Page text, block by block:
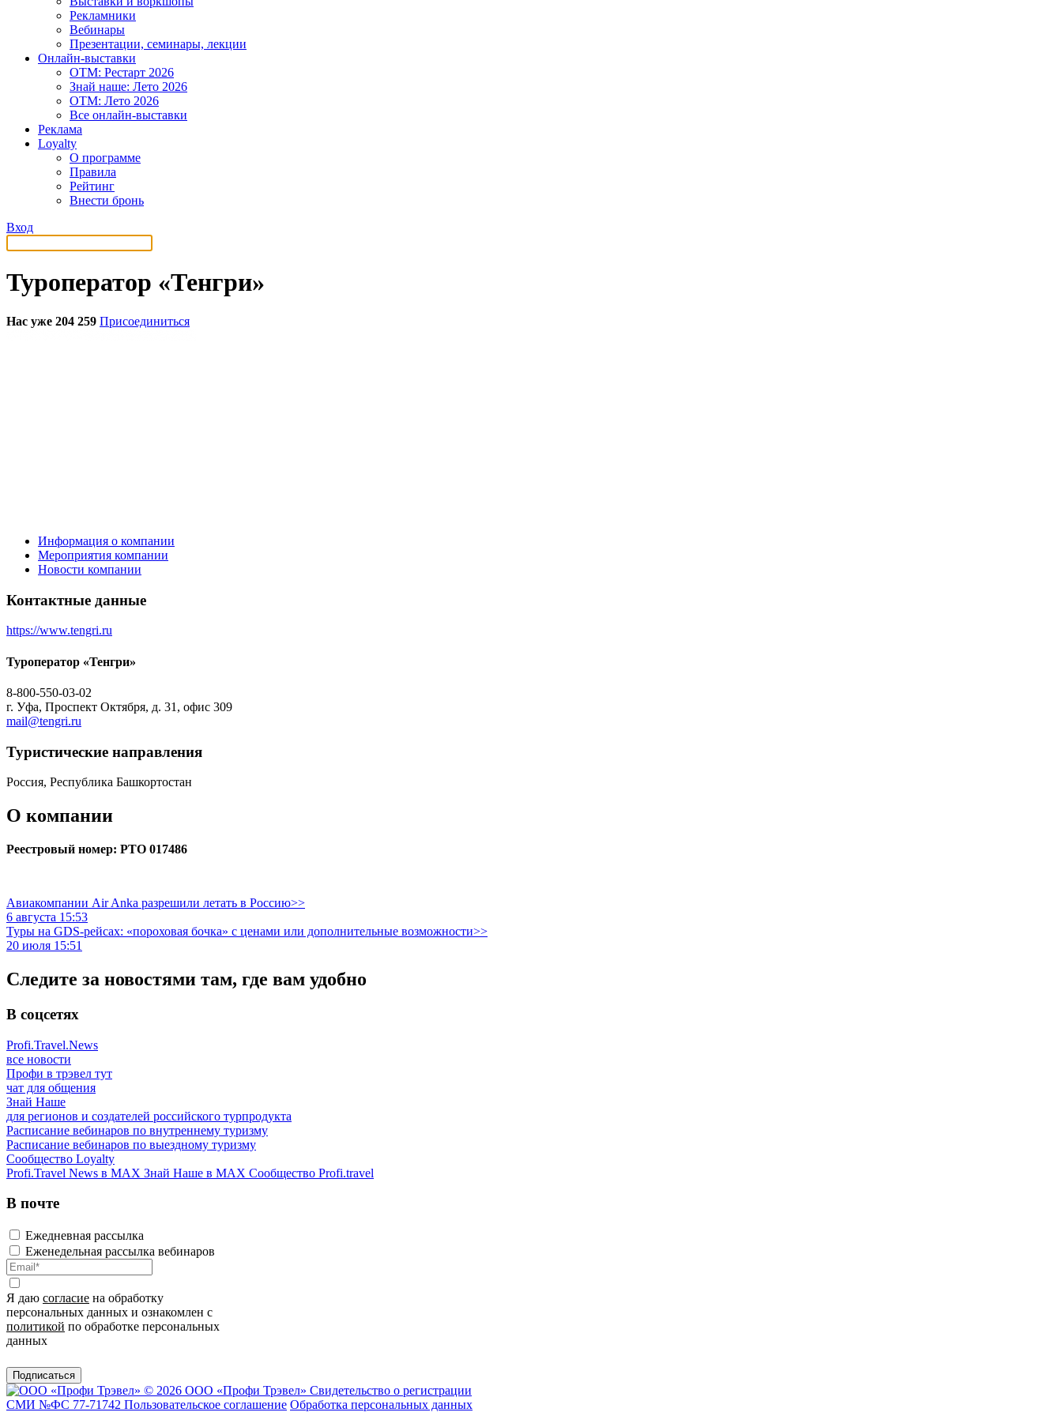
Рекламники
Вебинары
Презентации, семинары, лекции
Онлайн-выставки
OTM: Рестарт 2026
Знай наше: Лето 2026
OTM: Лето 2026
Все онлайн-выставки
Реклама
Loyalty
О программе
Правила
Рейтинг
Внести бронь
Вход
Туроператор «Тенгри»
Нас уже 204 259 Присоединиться
Информация о компании
Мероприятия компании
Новости компании
Контактные данные
https://www.tengri.ru
Туроператор «Тенгри»
8-800-550-03-02
г. Уфа, Проспект Октября, д. 31, офис 309
mail@tengri.ru
Туристическиe направления
Россия, Республика Башкортостан
О компании
Реестровый номер: РТО 017486
Авиакомпании Air Anka разрешили летать в Россию>>
6 августа 15:53
Туры на GDS-рейсах: «пороховая бочка» с ценами или дополнительные возможности>>
20 июля 15:51
Следите за новостями там, где вам удобно
В соцсетях
Profi.Travel.News
все новости
Профи в трэвел тут
чат для общения
Знай Наше
для регионов и создателей российского турпродукта
Расписание вебинаров по внутреннему туризму
Расписание вебинаров по выездному туризму
Сообщество Loyalty
Profi.Travel News в MAX Знай Наше в MAX Сообщество Profi.travel
В почте
Ежедневная рассылка
Еженедельная рассылка вебинаров
Я даю согласие на обработку
персональных данных и ознакомлен с
политикой по обработке персональных
данных
Подписаться
© 2026 ООО «Профи Трэвeл» Свидетельство о регистрации
СМИ №ФС 77-71742 Пользовательское соглашение Обработка персональных данных